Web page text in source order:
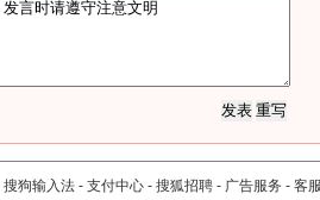
搜狗输入法 - 支付中心 - 搜狐招聘 - 广告服务 - 客